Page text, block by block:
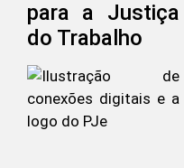
para a Justiça
do Trabalho